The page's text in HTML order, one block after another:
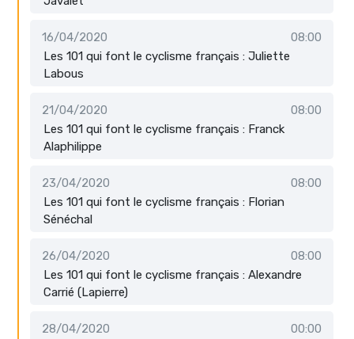
16/04/2020
08:00
Les 101 qui font le cyclisme français : Juliette
Labous
21/04/2020
08:00
Les 101 qui font le cyclisme français : Franck
Alaphilippe
23/04/2020
08:00
Les 101 qui font le cyclisme français : Florian
Sénéchal
26/04/2020
08:00
Les 101 qui font le cyclisme français : Alexandre
Carrié (Lapierre)
28/04/2020
00:00